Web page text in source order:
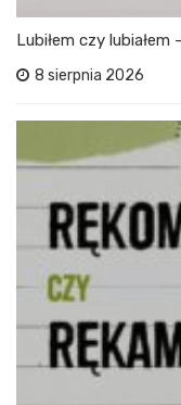
Lubiłem czy
8 sierpnia 2026